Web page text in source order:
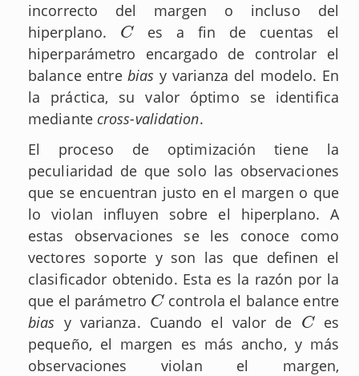
incorrecto del margen o incluso del
hiperplano.
C
C es a fin de cuentas el
hiperparámetro encargado de controlar el
balance entrebias y varianza del modelo. En
la práctica, su valor óptimo se identifica
mediante cross-validation.
El proceso de optimización tiene la
peculiaridad de que solo las observaciones
que se encuentran justo en el margen o que
lo violan influyen sobre el hiperplano. A
estas observaciones se les conoce como
vectores soporte y son las que definen el
clasificador obtenido. Esta es la razón por la
que el parámetro C
C controla el balance entre
bias y varianza. Cuando el valor de C
C es
pequeño, el margen es más ancho, y más
observaciones violan el margen,